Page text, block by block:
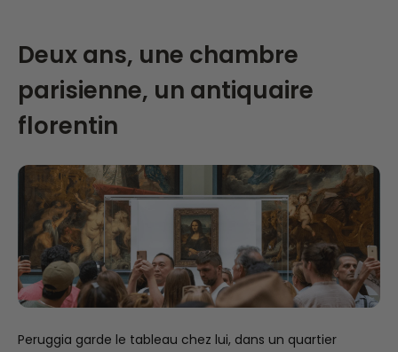
Deux ans, une chambre
parisienne, un antiquaire
florentin
Peruggia garde le tableau chez lui, dans un quartier